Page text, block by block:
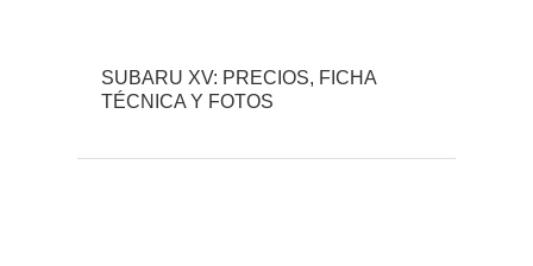
SUBARU XV: PRECIOS, FICHA
TÉCNICA Y FOTOS